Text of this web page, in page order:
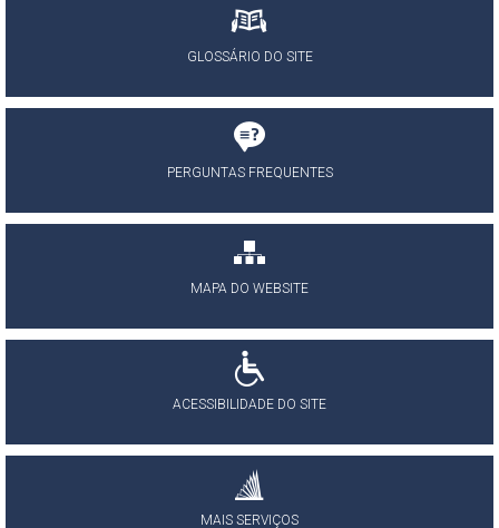
GLOSSÁRIO DO SITE
PERGUNTAS FREQUENTES
MAPA DO WEBSITE
ACESSIBILIDADE DO SITE
MAIS SERVIÇOS